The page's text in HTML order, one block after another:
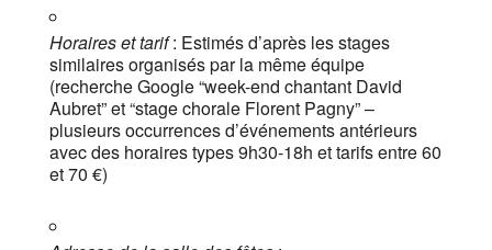
Horaires et tarif: Estimés d’après les stages
similaires organisés par la même équipe
(recherche Google “week-end chantant David
Aubret” et “stage chorale Florent Pagny” –
plusieurs occurrences d’événements antérieurs
avec des horaires types 9h30-18h et tarifs entre 60
et 70 €)